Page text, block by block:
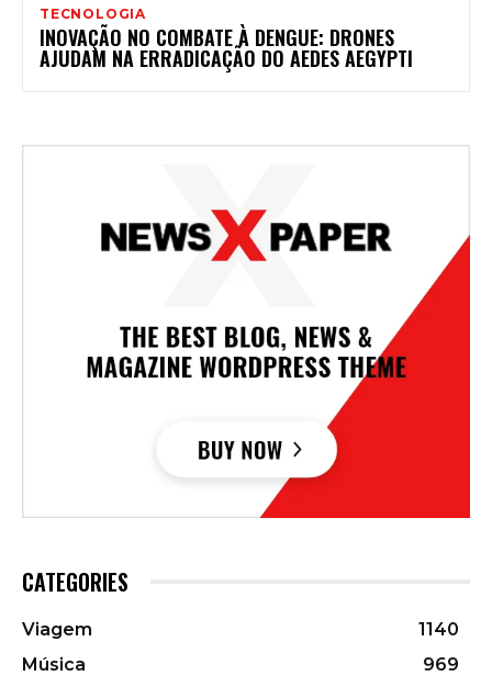
TECNOLOGIA
INOVAÇÃO NO COMBATE À DENGUE: DRONES
AJUDAM NA ERRADICAÇÃO DO AEDES AEGYPTI
CATEGORIES
Viagem
1140
Música
969